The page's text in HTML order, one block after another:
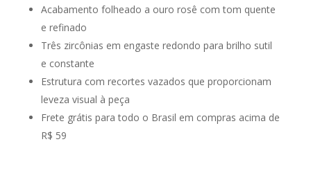
Acabamento folheado a ouro rosê com tom quente
e refinado
Três zircônias em engaste redondo para brilho sutil
e constante
Estrutura com recortes vazados que proporcionam
leveza visual à peça
Frete grátis para todo o Brasil em compras acima de
R$ 59